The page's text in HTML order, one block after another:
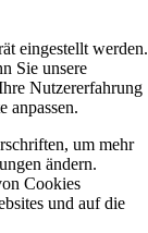
eingestellt werden.
Sie unsere
Nutzererfahrung
anpassen.
um mehr
ändern.
Cookies
und auf die